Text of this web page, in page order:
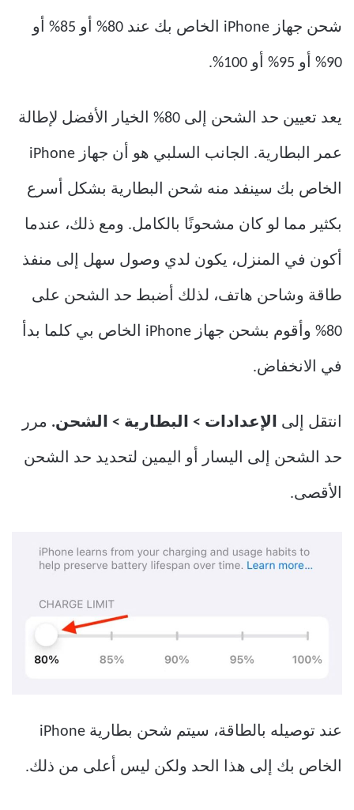
شحن جهاز iPhone الخاص بك عند 80% أو 85% أو
90% أو 95% أو 100%.
يعد تعيين حد الشحن إلى 80% الخيار الأفضل لإطالة
عمر البطارية. الجانب السلبي هو أن جهاز iPhone
الخاص بك سينفد منه شحن البطارية بشكل أسرع
بكثير مما لو كان مشحونًا بالكامل. ومع ذلك، عندما
أكون في المنزل، يكون لدي وصول سهل إلى منفذ
طاقة وشاحن هاتف، لذلك أضبط حد الشحن على
80% وأقوم بشحن جهاز iPhone الخاص بي كلما بدأ
في الانخفاض.
انتقل إلى الإعدادات > البطارية > الشحن. مرر
حد الشحن إلى اليسار أو اليمين لتحديد حد الشحن
الأقصى.
عند توصيله بالطاقة، سيتم شحن بطارية iPhone
الخاص بك إلى هذا الحد ولكن ليس أعلى من ذلك.